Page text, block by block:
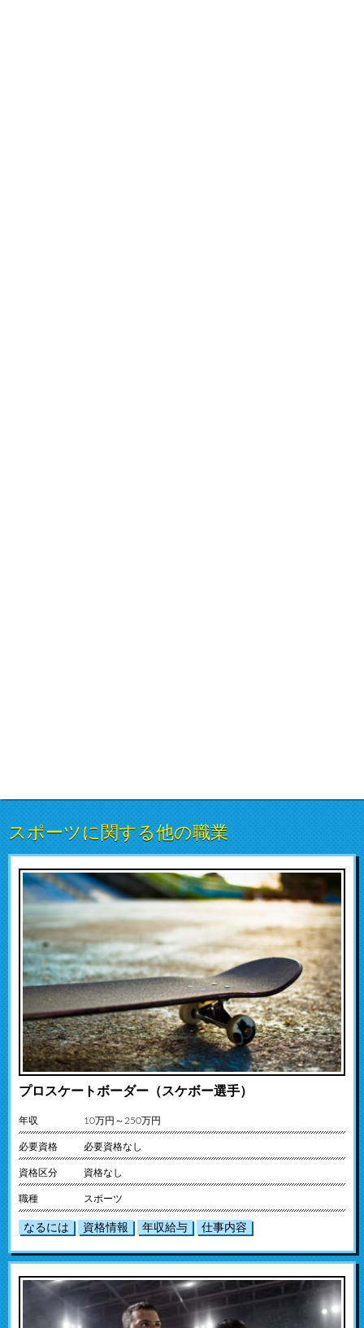
スポーツに関する他の職業
プロスケートボーダー（スケボー選手）
年収 10万円～250万円
必要資格 必要資格なし
資格区分 資格なし
職種 スポーツ
なるには 資格情報 年収給与 仕事内容